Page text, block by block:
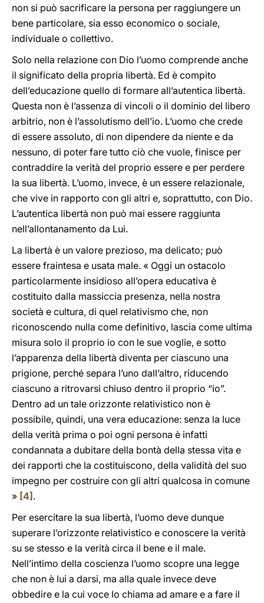
non si può sacrificare la persona per raggiungere un
bene particolare, sia esso economico o sociale,
individuale o collettivo.
Solo nella relazione con Dio l’uomo comprende anche
il significato della propria libertà. Ed è compito
dell’educazione quello di formare all’autentica libertà.
Questa non è l’assenza di vincoli o il dominio del libero
arbitrio, non è l’assolutismo dell’io. L’uomo che crede
di essere assoluto, di non dipendere da niente e da
nessuno, di poter fare tutto ciò che vuole, finisce per
contraddire la verità del proprio essere e per perdere
la sua libertà. L’uomo, invece, è un essere relazionale,
che vive in rapporto con gli altri e, soprattutto, con Dio.
L’autentica libertà non può mai essere raggiunta
nell’allontanamento da Lui.
La libertà è un valore prezioso, ma delicato; può
essere fraintesa e usata male. « Oggi un ostacolo
particolarmente insidioso all’opera educativa è
costituito dalla massiccia presenza, nella nostra
società e cultura, di quel relativismo che, non
riconoscendo nulla come definitivo, lascia come ultima
misura solo il proprio io con le sue voglie, e sotto
l’apparenza della libertà diventa per ciascuno una
prigione, perché separa l’uno dall’altro, riducendo
ciascuno a ritrovarsi chiuso dentro il proprio “io”.
Dentro ad un tale orizzonte relativistico non è
possibile, quindi, una vera educazione: senza la luce
della verità prima o poi ogni persona è infatti
condannata a dubitare della bontà della stessa vita e
dei rapporti che la costituiscono, della validità del suo
impegno per costruire con gli altri qualcosa in comune
» [4] .
Per esercitare la sua libertà, l’uomo deve dunque
superare l’orizzonte relativistico e conoscere la verità
su se stesso e la verità circa il bene e il male.
Nell’intimo della coscienza l’uomo scopre una legge
che non è lui a darsi, ma alla quale invece deve
obbedire e la cui voce lo chiama ad amare e a fare il